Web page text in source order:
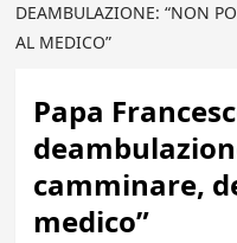
DEAMBULAZIONE: “NON
AL MEDICO”
Papa
camminare,
medico”